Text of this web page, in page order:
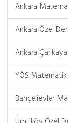
Ankara
Ankara Özel
Ankara
YÖS
Bahçelievler